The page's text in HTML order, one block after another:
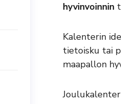
hyvinvoinnin
Kalenterin
tietoisku tai
maapallon